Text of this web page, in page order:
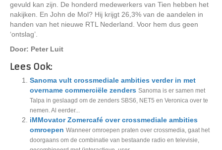
gevuld kan zijn. De honderd medewerkers van Tien hebben het
nakijken. En John de Mol? Hij krijgt 26,3% van de aandelen in
handen van het nieuwe RTL Nederland. Voor hem dus geen
‘ontslag’.
Door: Peter Luit
Lees Ook:
Sanoma vult crossmediale ambities verder in met
overname commerciële zenders Sanoma is er samen met
Talpa in geslaagd om de zenders SBS6, NET5 en Veronica over te
nemen. Al eerder...
iMMovator Zomercafé over crossmediale ambities
omroepen Wanneer omroepen praten over crossmedia, gaat het
doorgaans om de combinatie van bestaande radio en televisie,